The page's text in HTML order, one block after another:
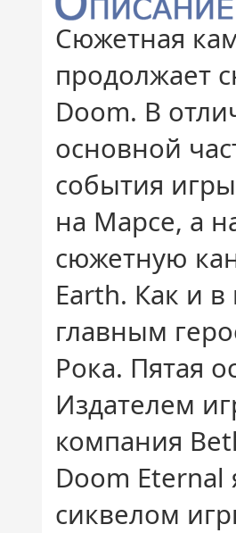
Сюжетная
продолжает
Doom. В
основной
события
на Марсе, а
сюжетную
Earth. Как и
главным
Рока. Пятая
Издателем
компания
Doom
сиквелом